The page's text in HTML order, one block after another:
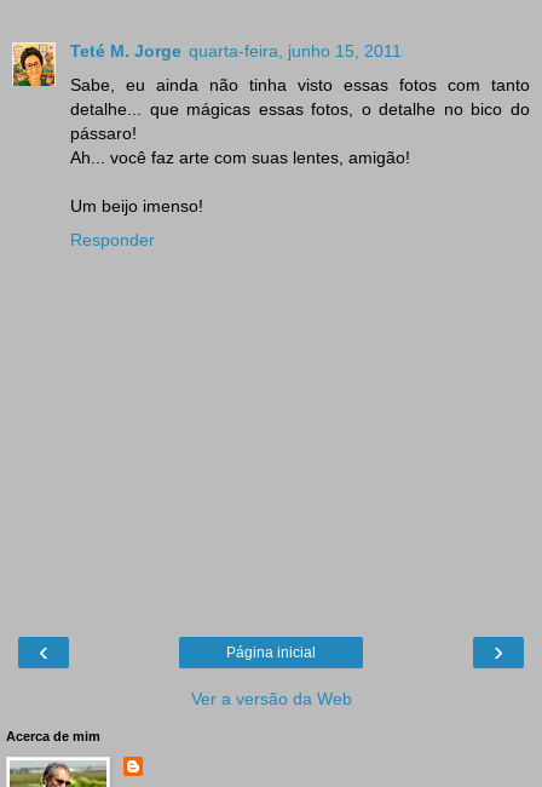
Teté M. Jorge quarta-feira, junho 15, 2011
Sabe, eu ainda não tinha visto essas fotos com tanto
detalhe... que mágicas essas fotos, o detalhe no bico do
pássaro!
Ah... você faz arte com suas lentes, amigão!
Um beijo imenso!
Responder
‹ ›
Página inicial
Ver a versão da Web
Acerca de mim